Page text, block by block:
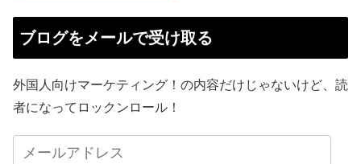
ブログをメールで受け取る
外国人向けマーケティング！の内容だけじゃないけど、読
者になってロックンロール！